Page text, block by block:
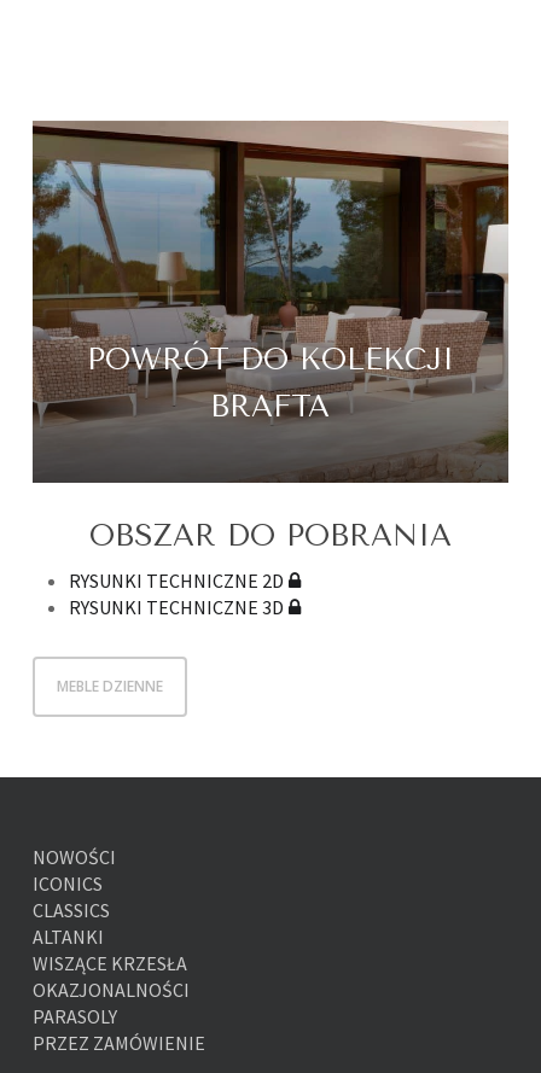
POWRÓT DO KOLEKCJI
BRAFTA
OBSZAR DO POBRANIA
RYSUNKI TECHNICZNE 2D
RYSUNKI TECHNICZNE 3D
MEBLE DZIENNE
NOWOŚCI
ICONICS
CLASSICS
ALTANKI
WISZĄCE KRZESŁA
OKAZJONALNOŚCI
PARASOLY
PRZEZ ZAMÓWIENIE